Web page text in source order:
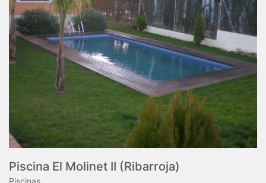
Piscina El Molinet II (Ribarroja)
Piscinas